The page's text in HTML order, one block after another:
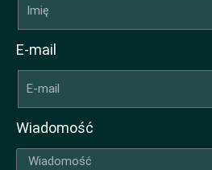
E-mail
Wiadomość